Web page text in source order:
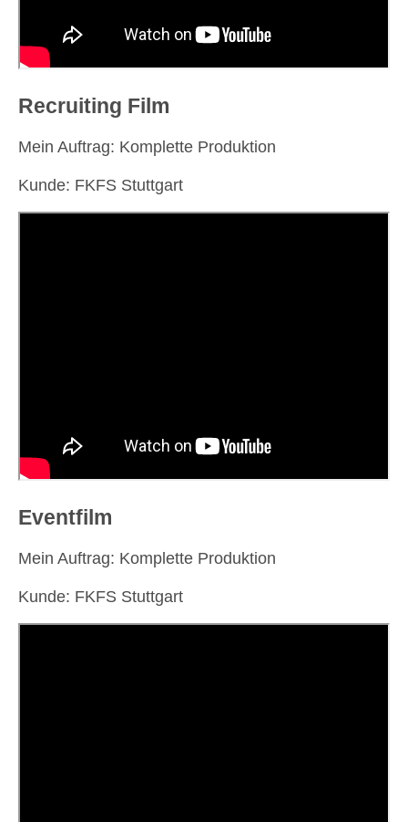
Recruiting Film
Mein Auftrag: Komplette Produktion
Kunde: FKFS Stuttgart
Eventfilm
Mein Auftrag: Komplette Produktion
Kunde: FKFS Stuttgart